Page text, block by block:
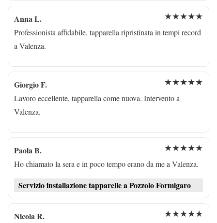
Anna L. ★★★★★
Professionista affidabile, tapparella ripristinata in tempi record
a Valenza.
Giorgio F. ★★★★★
Lavoro eccellente, tapparella come nuova. Intervento a
Valenza.
Paola B. ★★★★★
Ho chiamato la sera e in poco tempo erano da me a Valenza.
Servizio installazione tapparelle a Pozzolo Formigaro
Nicola R. ★★★★★